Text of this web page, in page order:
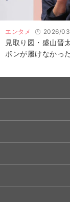
エンタメ 2026/
見取り図・盛山晋
ボンが履けなかった